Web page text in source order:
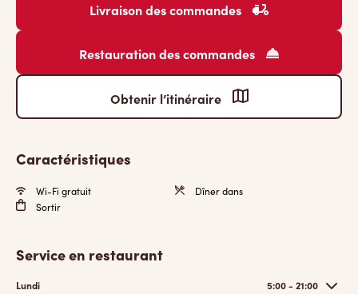
Livraison des commandes
Restauration des commandes
Obtenir l’itinéraire
Caractéristiques
Wi-Fi gratuit
Dîner dans
Sortir
Service en restaurant
Lundi 5:00 - 21:00